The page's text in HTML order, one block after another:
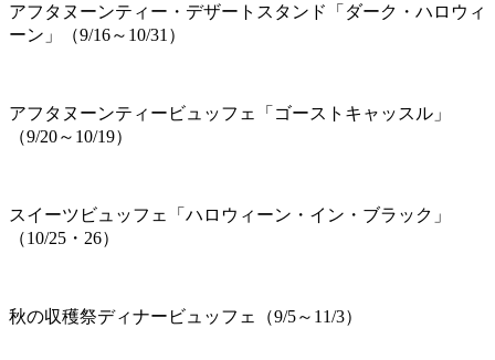
アフタヌーンティー・デザートスタンド「ダーク・ハロウィ
ーン」（9/16～10/31）
アフタヌーンティービュッフェ「ゴーストキャッスル」
（9/20～10/19）
スイーツビュッフェ「ハロウィーン・イン・ブラック」
（10/25・26）
秋の収穫祭ディナービュッフェ（9/5～11/3）